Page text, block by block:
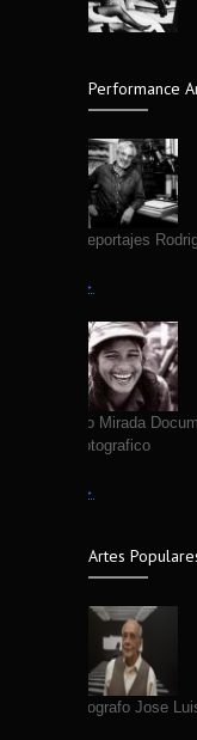
El lenguaje
7 years ago
Performance
Primeros Reportajes
Leer más →
VII Coloquio Mirada
quehacer fotografico
Leer más →
Artes
Fallece Fotografo Jose